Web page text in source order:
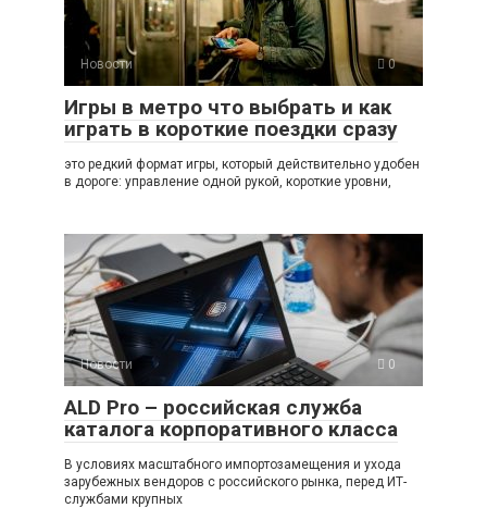
Новости 0
Игры в метро что выбрать и как
играть в короткие поездки сразу
это редкий формат игры, который действительно удобен
в дороге: управление одной рукой, короткие уровни,
Новости 0
ALD Pro – российская служба
каталога корпоративного класса
В условиях масштабного импортозамещения и ухода
зарубежных вендоров с российского рынка, перед ИТ-
службами крупных